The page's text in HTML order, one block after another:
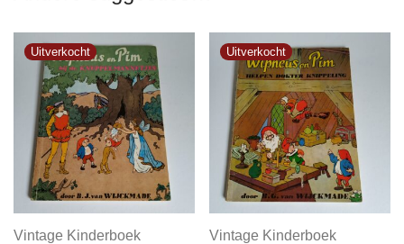
Vintage Kinderboek
Vintage Kinderboek